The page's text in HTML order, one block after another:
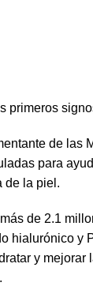
primeros
de las
para
de la piel.
de 2.1
hialurónico y
y